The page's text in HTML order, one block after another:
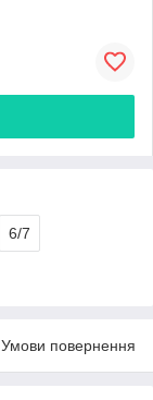
6/7
Умови повернення